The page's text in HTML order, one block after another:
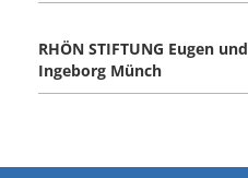
RHÖN STIFTUNG Eugen und
Ingeborg Münch